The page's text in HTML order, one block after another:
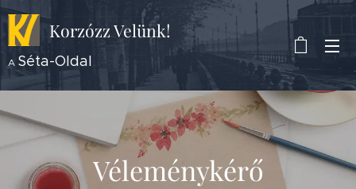
KorzózzVelünk!
A Séta-Oldal
Véleménykérő